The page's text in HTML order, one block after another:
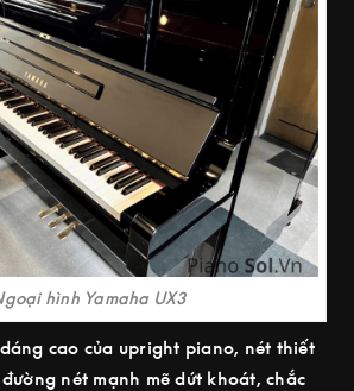
hình Yamaha UX3
cao của upright piano, nét thiết
nét mạnh mẽ dứt khoát, chắc